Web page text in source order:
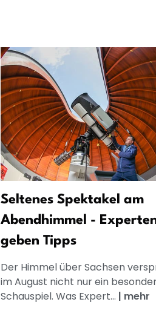
Seltenes Spektakel am
Abendhimmel -
geben Tipps
Der Himmel über Sachsen
im August nicht nur ein
Schauspiel. Was Expert... | mehr